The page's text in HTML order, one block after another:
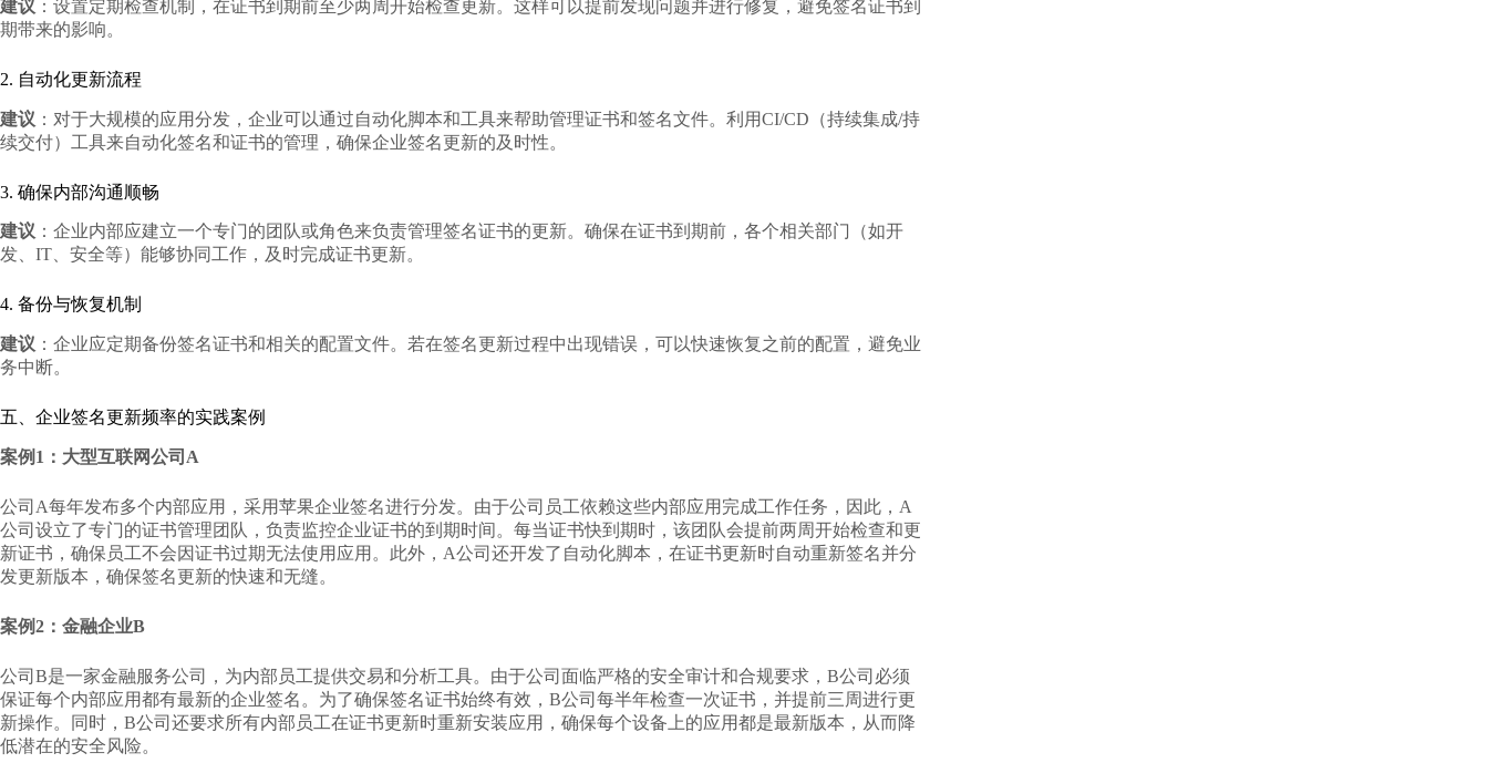
建议 ：设置定期检查机制，在证书到期前至少两周开始检查更新。这样可以提前发现问题并进行修复，避免签名证书到
期带来的影响。
2. 自动化更新流程
建议 ：对于大规模的应用分发，企业可以通过自动化脚本和工具来帮助管理证书和签名文件。利用CI/CD（持续集成/持
续交付）工具来自动化签名和证书的管理，确保企业签名更新的及时性。
3. 确保内部沟通顺畅
建议 ：企业内部应建立一个专门的团队或角色来负责管理签名证书的更新。确保在证书到期前，各个相关部门（如开
发、IT、安全等）能够协同工作，及时完成证书更新。
4. 备份与恢复机制
建议 ：企业应定期备份签名证书和相关的配置文件。若在签名更新过程中出现错误，可以快速恢复之前的配置，避免业
务中断。
五、企业签名更新频率的实践案例
案例1：大型互联网公司A
公司A每年发布多个内部应用，采用苹果企业签名进行分发。由于公司员工依赖这些内部应用完成工作任务，因此，A
公司设立了专门的证书管理团队，负责监控企业证书的到期时间。每当证书快到期时，该团队会提前两周开始检查和更
新证书，确保员工不会因证书过期无法使用应用。此外，A公司还开发了自动化脚本，在证书更新时自动重新签名并分
发更新版本，确保签名更新的快速和无缝。
案例2：金融企业B
公司B是一家金融服务公司，为内部员工提供交易和分析工具。由于公司面临严格的安全审计和合规要求，B公司必须
保证每个内部应用都有最新的企业签名。为了确保签名证书始终有效，B公司每半年检查一次证书，并提前三周进行更
新操作。同时，B公司还要求所有内部员工在证书更新时重新安装应用，确保每个设备上的应用都是最新版本，从而降
低潜在的安全风险。